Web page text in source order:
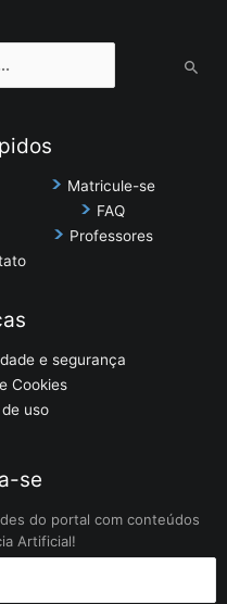
Matricule-se
FAQ
Professores
e segurança
Cookies
uso
se
do portal com conteúdos
Artificial!